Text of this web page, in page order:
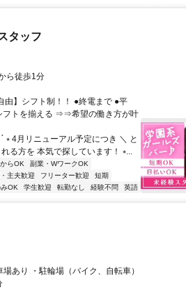
タッフ
ら徒歩1分
】シフト制！！ ●終電まで ●平
フトを揃える ⇒⇒希望の働き方が叶
⭒ 4月リニューアル予定につき ＼ と
る方を 本気で探しています！ ⭒...
らOK
副業・WワークOK
主夫歓迎 フリーター歓迎
短期
OK 学生歓迎 転勤なし 経験不問 英語